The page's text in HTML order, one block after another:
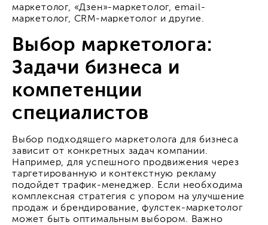
маркетолог, «Дзен»-маркетолог, email-
маркетолог, CRM-маркетолог и другие.
Выбор маркетолога:
Задачи бизнеса и
компетенции
специалистов
Выбор подходящего маркетолога для бизнеса
зависит от конкретных задач компании.
Например, для успешного продвижения через
таргетированную и контекстную рекламу
подойдет трафик-менеджер. Если необходима
комплексная стратегия с упором на улучшение
продаж и брендирование, фулстек-маркетолог
может быть оптимальным выбором. Важно